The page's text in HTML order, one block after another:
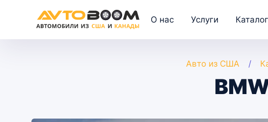
О нас Услуги Каталог
Авто из США